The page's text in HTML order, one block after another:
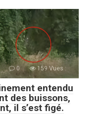
0 159 Vues :
entendu
des buissons,
il s’est figé.